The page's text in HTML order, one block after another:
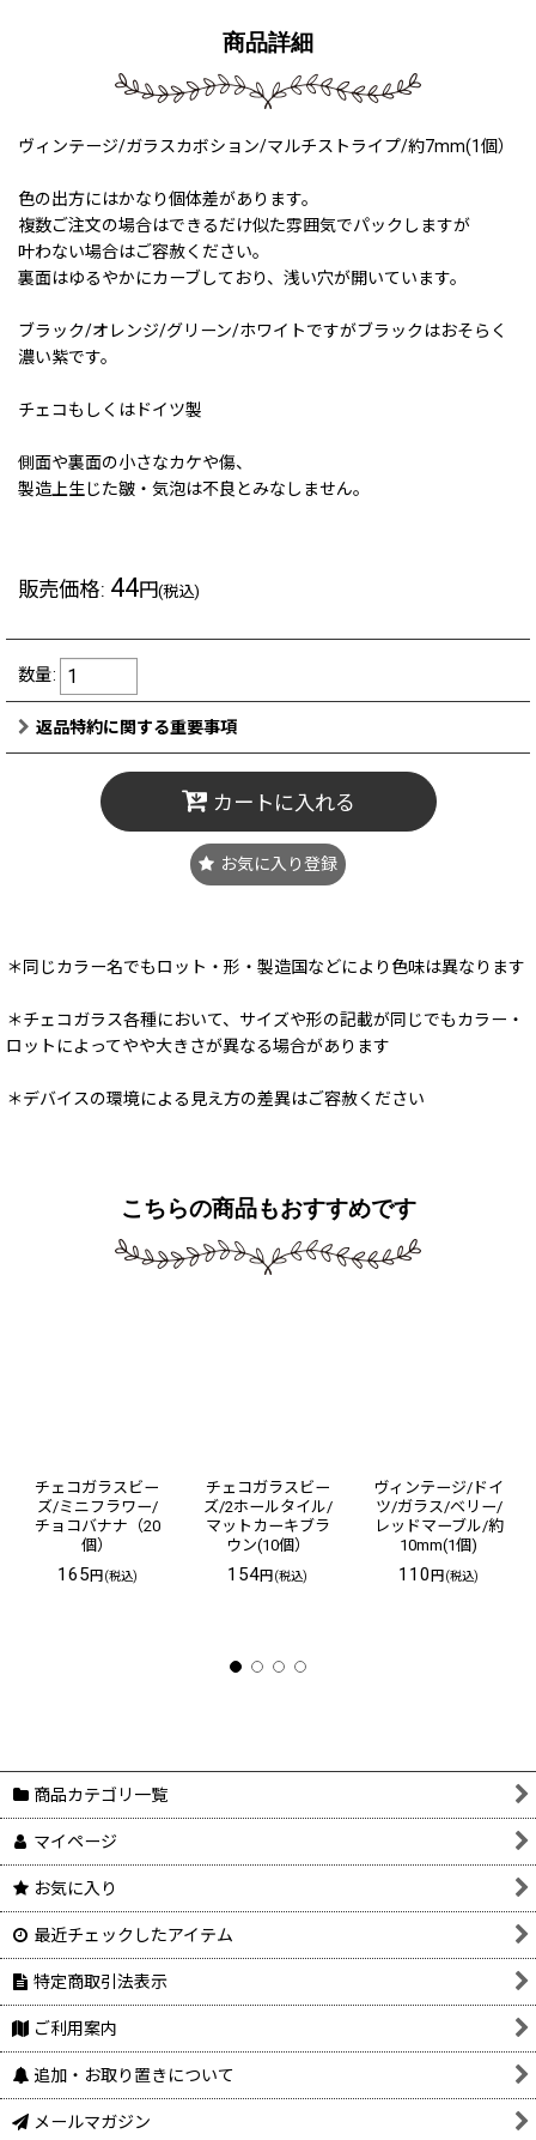
商品詳細
ヴィンテージ/ガラスカボション/マルチストライプ/約7mm(1個）
色の出方にはかなり個体差があります。
複数ご注文の場合はできるだけ似た雰囲気でパックしますが
叶わない場合はご容赦ください。
裏面はゆるやかにカーブしており、浅い穴が開いています。
ブラック/オレンジ/グリーン/ホワイトですがブラックはおそらく
濃い紫です。
チェコもしくはドイツ製
側面や裏面の小さなカケや傷、
製造上生じた皺・気泡は不良とみなしません。
販売価格: 44円(税込)
数量:
返品特約に関する重要事項
カートに入れる
お気に入り登録
＊同じカラー名でもロット・形・製造国などにより色味は異なります
＊チェコガラス各種において、サイズや形の記載が同じでもカラー・
ロットによってやや大きさが異なる場合があります
＊デバイスの環境による見え方の差異はご容赦ください
こちらの商品もおすすめです
チェコガラスビー
ズ/ミニフラワー/
チョコバナナ（20
個）
165円(税込)
チェコガラスビー
ズ/2ホールタイル/
マットカーキブラ
ウン(10個）
154円(税込)
ヴィンテージ/ドイ
ツ/ガラス/ベリー/
レッドマーブル/約
10mm(1個)
110円(税込)
商品カテゴリ一覧
マイページ
お気に入り
最近チェックしたアイテム
特定商取引法表示
ご利用案内
追加・お取り置きについて
メールマガジン